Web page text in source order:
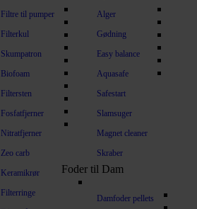
Filtre til pumper
Filterkul
Skumpatron
Biofoam
Filtersten
Fosfatfjerner
Nitratfjerner
Zeo carb
Keramikrør
Filterringe
Alger
Gødning
Easy balance
Aquasafe
Safestart
Slamsuger
Magnet cleaner
Skraber
Foder til Dam
Damfoder pellets